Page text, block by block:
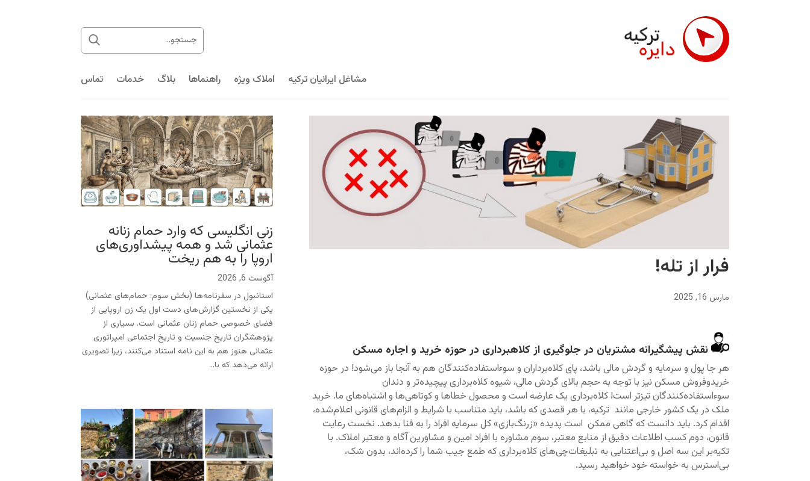
مشاغل ایرانیان ترکیه املاک ویژه راهنماها بلاگ خدمات تماس
زنی انگلیسی که وارد حمام زنانه
عثمانی شد و همه پیشداوری‌های
اروپا را به هم ریخت
آگوست 6, 2026
استانبول در سفرنامه‌ها (بخش سوم: حمام‌های عثمانی)
یکی از نخستین گزارش‌های دست اول یک زن اروپایی از
فضای خصوصی حمام زنان عثمانی است. بسیاری از
پژوهشگران تاریخ جنسیت و تاریخ اجتماعی امپراتوری
عثمانی هنوز هم به این نامه استناد می‌کنند، زیرا تصویری
ارائه می‌دهد که با...
فرار از تله!
مارس 16, 2025
نقش پیشگیرانه مشتریان در جلوگیری از کلاهبرداری در حوزه خرید و اجاره مسکن
هر جا پول و سرمایه و گردش مالی باشد، پای کلاه‌برداران و سوءاستفاده‌کنندگان هم به آنجا باز می‌شود! در حوزه
خریدوفروش مسکن نیز با توجه به حجم بالای گردش مالی، شیوه کلاه‌برداری پیچیده‌تر و دندان
سوءاستفاده‌کنندگان تیزتر است! کلاه‌برداری یک عارضه است و محصول خطاها و کوتاهی‌‌ها و اشتباه‌های ما. خرید
ملک در یک کشور خارجی مانند ترکیه، با هر قصدی که باشد، باید متناسب با شرایط و الزام‌های قانونی اعلام‌شده،
اقدام کرد. باید دانست که گاهی ممکن است پدیده «زرنگ‌بازی» کل سرمایه افراد را به فنا بدهد. نخست رعایت
قانون، دوم کسب اطلاعات دقیق از منابع معتبر، سوم مشاوره با افراد امین و مشاورین آگاه و معتبر املاک. با
تکیه‌بر این سه اصل و بی‌اعتنایی به تبلیغات‌چی‌های کلاه‌برداری که طمع جیب شما را کرده‌اند، بدون شک،
بی‌استرس به خواسته خود خواهید رسید.